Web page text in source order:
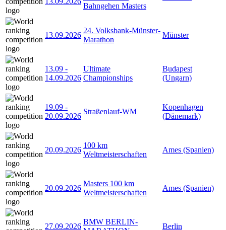
Bahngehen Masters
13.09.2026
24. Volksbank-Münster-
Marathon
Münster
13.09 -
14.09.2026
Ultimate
Championships
Budapest
(Ungarn)
19.09 -
20.09.2026
Straßenlauf-WM
Kopenhagen
(Dänemark)
20.09.2026
100 km
Weltmeisterschaften
Ames (Spanien)
20.09.2026
Masters 100 km
Weltmeisterschaften
Ames (Spanien)
27.09.2026
BMW BERLIN-
Berlin